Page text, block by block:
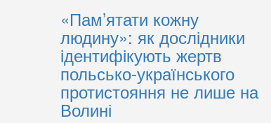
«Пам’ятати кожну
людину»: як дослідники
ідентифікують жертв
польсько-українського
протистояння не лише на
Волині